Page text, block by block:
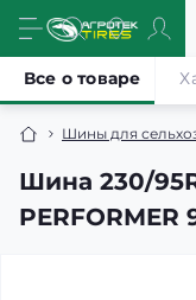
Шины для
Шина 230/
Все о товаре